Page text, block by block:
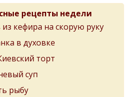
рецепты недели
кефира на скорую руку
в духовке
торт
суп
рыбу